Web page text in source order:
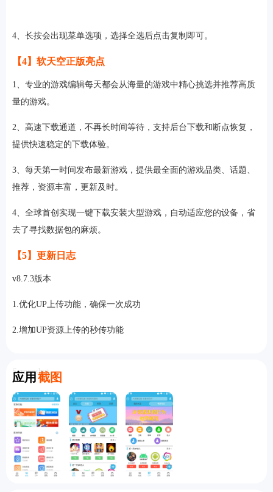
4、长按会出现菜单选项，选择全选后点击复制即可。
【4】软天空正版亮点
1、专业的游戏编辑每天都会从海量的游戏中精心挑选并推荐高质
量的游戏。
2、高速下载通道，不再长时间等待，支持后台下载和断点恢复，
提供快速稳定的下载体验。
3、每天第一时间发布最新游戏，提供最全面的游戏品类、话题、
推荐，资源丰富，更新及时。
4、全球首创实现一键下载安装大型游戏，自动适应您的设备，省
去了寻找数据包的麻烦。
【5】更新日志
v8.7.3版本
1.优化UP上传功能，确保一次成功
2.增加UP资源上传的秒传功能
应用 截图
Screenshot